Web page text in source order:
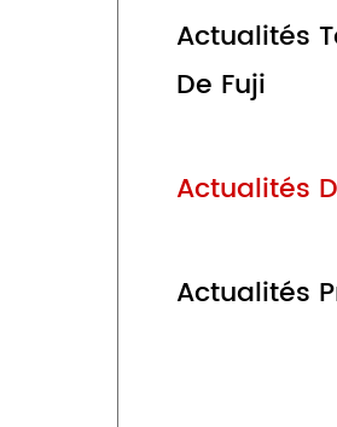
Actualités
De Fuji
Actualités
Actualités